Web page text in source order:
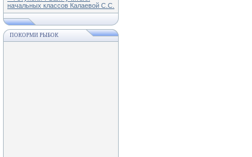
начальных классов Калаевой С.С.
ПОКОРМИ РЫБОК